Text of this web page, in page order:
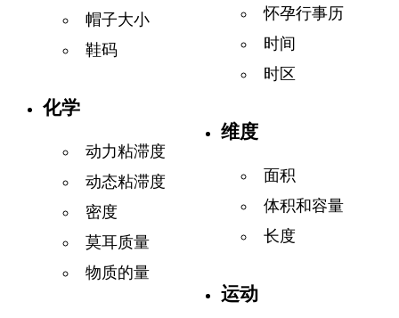
帽子大小
鞋码
化学
动力粘滞度
动态粘滞度
密度
莫耳质量
物质的量
怀孕行事历
时间
时区
维度
面积
体积和容量
长度
运动